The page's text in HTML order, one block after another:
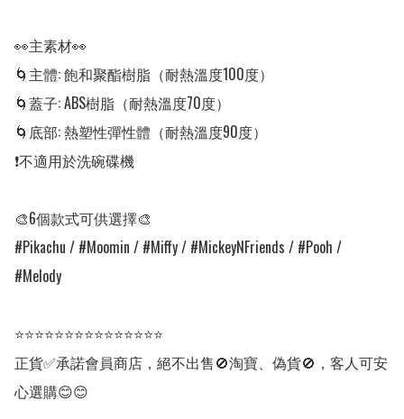
👀主素材👀
🌀主體: 飽和聚酯樹脂（耐熱溫度100度）
🌀蓋子: ABS樹脂（耐熱溫度70度）
🌀底部: 熱塑性彈性體（耐熱溫度90度）
❗不適用於洗碗碟機
🎨6個款式可供選擇🎨
#Pikachu / #Moomin / #Miffy / #MickeyNFriends / #Pooh /
#Melody
⭐⭐⭐⭐⭐⭐⭐⭐⭐⭐⭐⭐⭐⭐⭐
正貨✅承諾會員商店，絕不出售🚫淘寶、偽貨🚫，客人可安
心選購😊😊